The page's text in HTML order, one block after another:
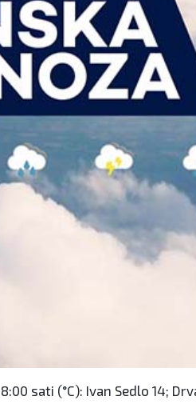
sati (°C): Ivan Sedlo 14;